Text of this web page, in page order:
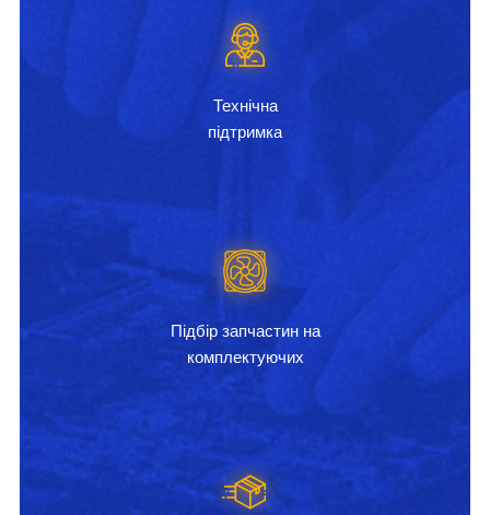
Технічна
підтримка
Підбір запчастин на
комплектуючих